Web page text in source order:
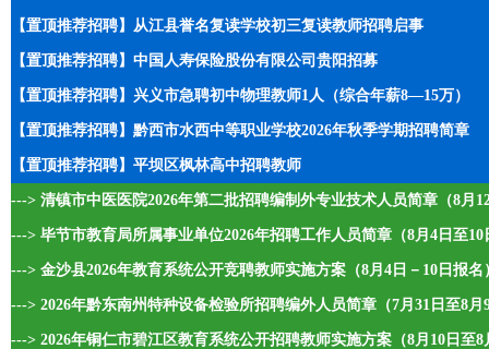
【置顶推荐招聘】从江县誉名复读学校初三复读教师招聘启事
【置顶推荐招聘】中国人寿保险股份有限公司贵阳招募
【置顶推荐招聘】兴义市急聘初中物理教师1人（综合年薪8—15万）
【置顶推荐招聘】黔西市水西中等职业学校2026年秋季学期招聘简章
【置顶推荐招聘】平坝区枫林高中招聘教师
---> 清镇市中医医院2026年第二批招聘编制外专业技术人员简章（8月
---> 毕节市教育局所属事业单位2026年招聘工作人员简章（8月4日至10
---> 金沙县2026年教育系统公开竞聘教师实施方案（8月4日－10日报名
---> 2026年黔东南州特种设备检验所招聘编外人员简章（7月31日至8月
---> 2026年铜仁市碧江区教育系统公开招聘教师实施方案（8月10日至8